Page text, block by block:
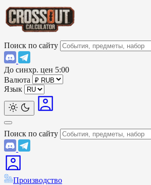
Поиск по сайту
До синхр. цен 5:00
Валюта
Язык
Поиск по сайту
Производство